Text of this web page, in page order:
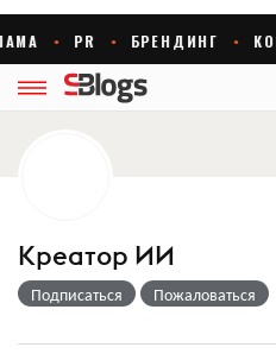
Креатор ИИ
Подписаться Пожаловаться